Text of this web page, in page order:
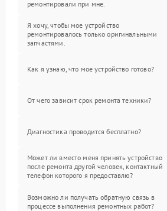
ремонтировали при мне.
Я хочу, чтобы мое устройство
ремонтировалось только оригинальными
запчастями.
Как я узнаю, что мое устройство готово?
От чего зависит срок ремонта техники?
Диагностика проводится бесплатно?
Может ли вместо меня принять устройство
после ремонта другой человек, контактный
телефон которого я предоставлю?
Возможно ли получать обратную связь в
процессе выполнения ремонтных работ?